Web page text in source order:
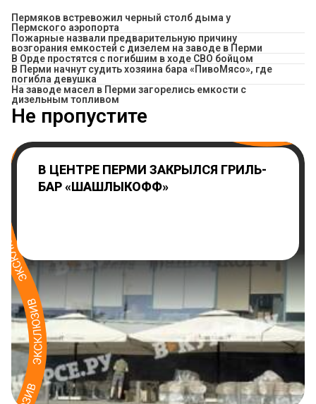
Пермяков встревожил черный столб дыма у
Пермского аэропорта
Пожарные назвали предварительную причину
возгорания емкостей с дизелем на заводе в Перми
В Орде простятся с погибшим в ходе СВО бойцом
​В Перми начнут судить хозяина бара «ПивоМясо», где
погибла девушка
На заводе масел в Перми загорелись емкости с
дизельным топливом
Не пропустите
В ЦЕНТРЕ ПЕРМИ ЗАКРЫЛСЯ ГРИЛЬ-
БАР «ШАШЛЫКОФФ»